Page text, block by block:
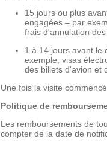
15 jours ou plus
engagées – par
frais d'annulation
1 à 14 jours avant le
exemple, visas
des billets d'avion et
Une fois la visite
Politique de
Les remboursements de
compter de la date de